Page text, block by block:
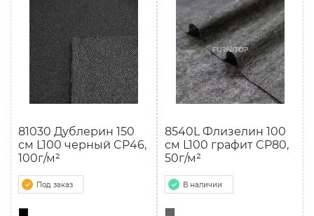
81030 Дублерин 150
см L100 черный CP46,
100г/м²
Под заказ
8540L Флизелин 100
см L100 графит CP80,
50г/м²
В наличии